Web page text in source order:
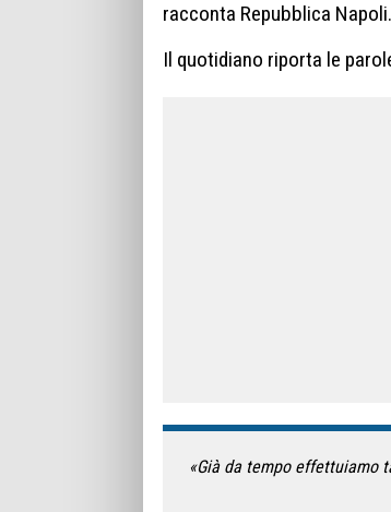
racconta Repubblica Napoli.
Il quotidiano riporta le
«Già da tempo effettuiamo